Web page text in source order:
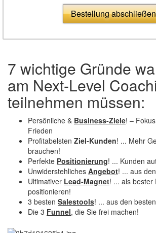
Bestellung abschließen
7 wichtige Gründe
am Next-Level
teilnehmen müssen:
Persönliche & Business-Ziele! –
Frieden
Profitabelsten Ziel-Kunden! ... Mehr
brauchen!
Perfekte Positionierung! ... Kunden
Unwiderstehliches Angebot! ... aus
Ultimativer Lead-Magnet! ... als bester
positionieren!
3 besten Salestools! ... aus den
Die 3 Funnel, die Sie frei machen!